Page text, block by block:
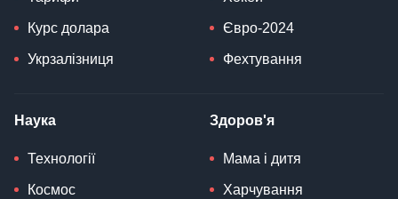
Курс долара
Укрзалізниця
Євро-2024
Фехтування
Наука
Технології
Космос
Здоров'я
Мама і дитя
Харчування